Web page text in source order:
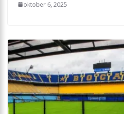
oktober 6, 2025